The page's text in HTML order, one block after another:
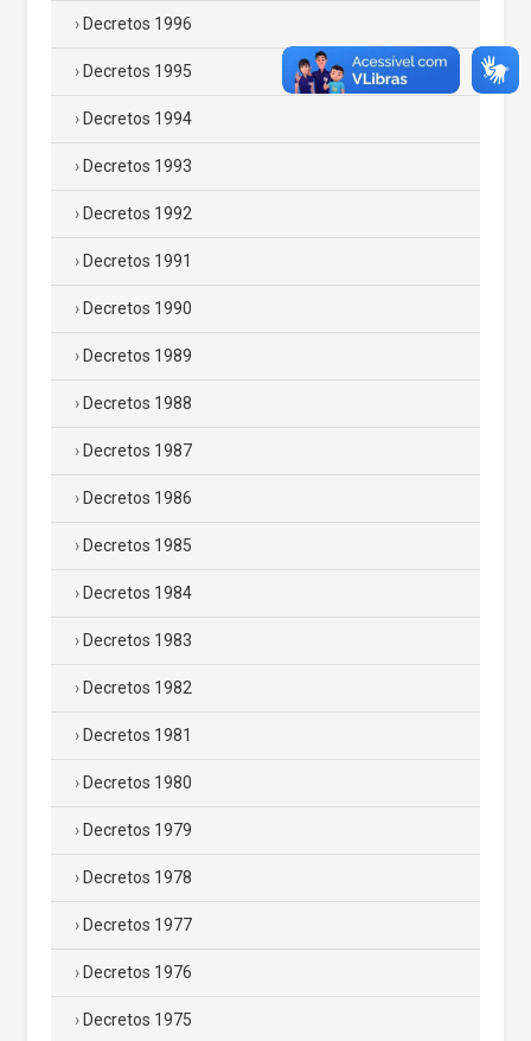
Decretos 1996
Decretos 1995
Decretos 1994
Decretos 1993
Decretos 1992
Decretos 1991
Decretos 1990
Decretos 1989
Decretos 1988
Decretos 1987
Decretos 1986
Decretos 1985
Decretos 1984
Decretos 1983
Decretos 1982
Decretos 1981
Decretos 1980
Decretos 1979
Decretos 1978
Decretos 1977
Decretos 1976
Decretos 1975